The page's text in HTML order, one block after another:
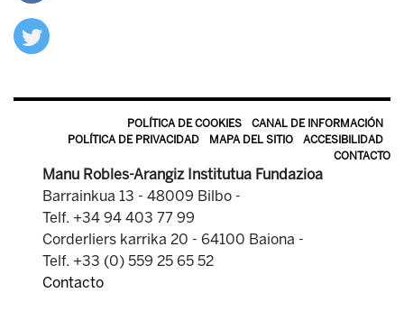
POLÍTICA DE COOKIES
CANAL DE INFORMACIÓN
POLÍTICA DE PRIVACIDAD
MAPA DEL SITIO
ACCESIBILIDAD
CONTACTO
Manu Robles-Arangiz Institutua Fundazioa
Barrainkua 13 - 48009 Bilbo -
Telf. +34 94 403 77 99
Corderliers karrika 20 - 64100 Baiona -
Telf. +33 (0) 559 25 65 52
Contacto